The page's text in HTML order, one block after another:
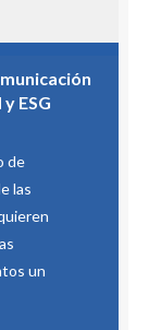
ESG
de
las
un